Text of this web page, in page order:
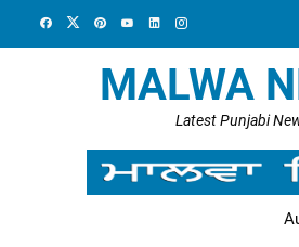
MALWA
Latest Punjabi